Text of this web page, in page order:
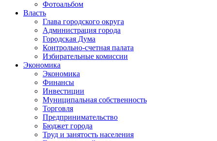
Фотоальбом
Власть
Глава городского округа
Администрация города
Городская Дума
Контрольно-счетная палата
Избирательные комиссии
Экономика
Экономика
Финансы
Инвестиции
Муниципальная собственность
Торговля
Предпринимательство
Бюджет города
Труд и занятость населения